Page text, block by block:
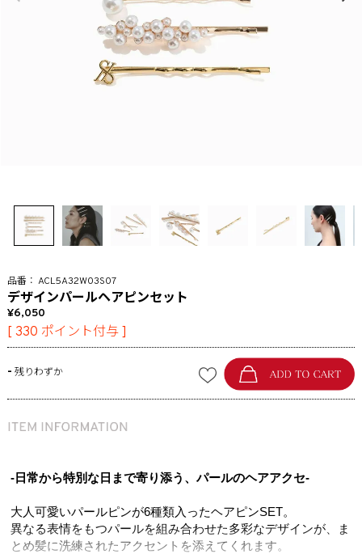
ACL5A32W03S07
デザインパールヘアピンセット
6,050
[ 330 ポイント付与 ]
- 残りわずか
-日常から特別な日まで寄り添う、パールのヘアアクセ-
大人可愛いパールピンが6種類入ったヘアピンSET。
異なる表情をもつパールを組み合わせた多彩なデザインが、ま
とめ髪に洗練されたアクセントを添えてくれます。